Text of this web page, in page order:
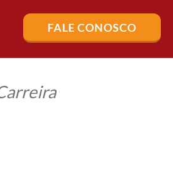
FALE CONOSCO